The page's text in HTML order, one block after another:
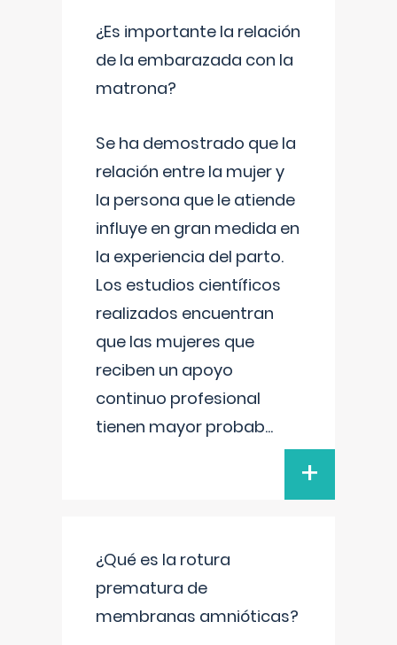
¿Es importante la relación
de la embarazada con la
matrona?
Se ha demostrado que la
relación entre la mujer y
la persona que le atiende
influye en gran medida en
la experiencia del parto.
Los estudios científicos
realizados encuentran
que las mujeres que
reciben un apoyo
continuo profesional
tienen mayor probab...
+
¿Qué es la rotura
prematura de
membranas amnióticas?